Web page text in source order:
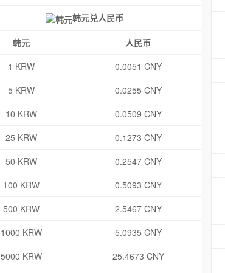
韩元兑人民币
韩元
人民币
1 KRW
0.0051 CNY
5 KRW
0.0255 CNY
10 KRW
0.0509 CNY
25 KRW
0.1273 CNY
50 KRW
0.2547 CNY
100 KRW
0.5093 CNY
500 KRW
2.5467 CNY
1000 KRW
5.0935 CNY
5000 KRW
25.4673 CNY